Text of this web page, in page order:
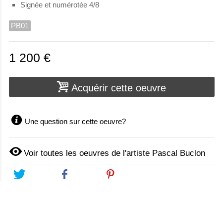
Signée et numérotée 4/8
PB01
1 200 €
Acquérir cette oeuvre
Une question sur cette oeuvre?
Voir toutes les oeuvres de l'artiste Pascal Buclon